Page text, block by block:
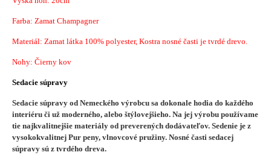
Farba: Zamat Champagner
Materiál: Zamat látka 100% polyester, Kostra nosné časti je tvrdé drevo.
Nohy: Čierny kov
Sedacie súpravy
Sedacie súpravy od Nemeckého výrobcu sa dokonale hodia do každého
interiéru či už moderného, alebo štýlovejšieho. Na jej výrobu používame
tie najkvalitnejšie materiály od preverených dodávateľov. Sedenie je z
vysokokvalitnej Pur peny, vlnovcové pružiny. Nosné časti sedacej
súpravy sú z tvrdého dreva.